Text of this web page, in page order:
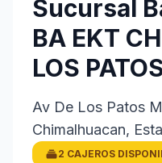
Sucursal
BA EKT
LOS
Av De Los Patos
Chimalhuacan,
2 CAJEROS